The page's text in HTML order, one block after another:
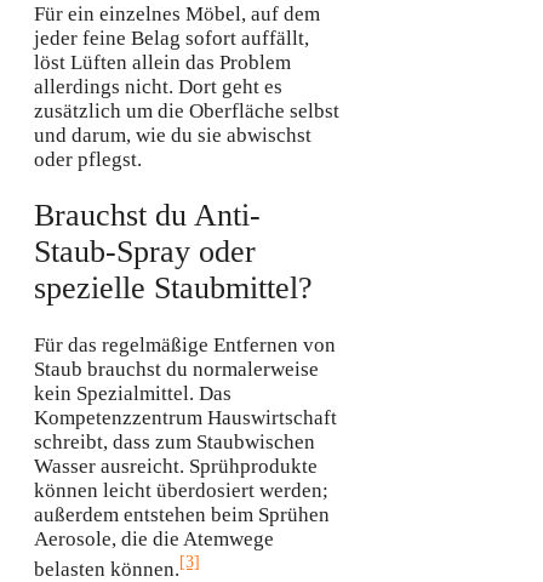
Für ein einzelnes Möbel, auf dem
jeder feine Belag sofort auffällt,
löst Lüften allein das Problem
allerdings nicht. Dort geht es
zusätzlich um die Oberfläche selbst
und darum, wie du sie abwischst
oder pflegst.
Brauchst du Anti-
Staub-Spray oder
spezielle Staubmittel?
Für das regelmäßige Entfernen von
Staub brauchst du normalerweise
kein Spezialmittel. Das
Kompetenzzentrum Hauswirtschaft
schreibt, dass zum Staubwischen
Wasser ausreicht. Sprühprodukte
können leicht überdosiert werden;
außerdem entstehen beim Sprühen
Aerosole, die die Atemwege
belasten können.[3]